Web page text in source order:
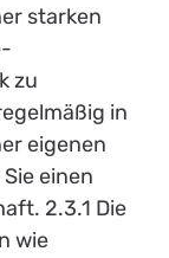
starken
zu
in
eigenen
einen
2.3.1 Die
wie